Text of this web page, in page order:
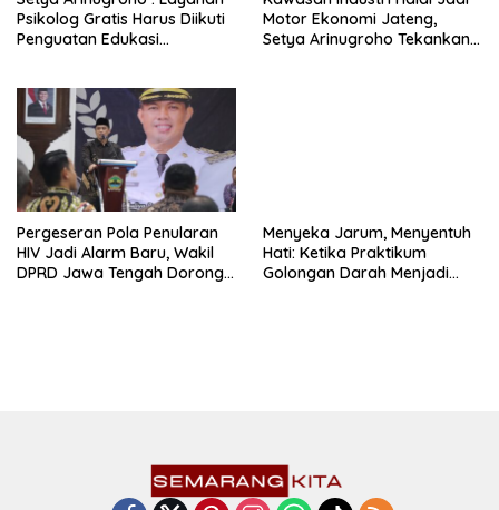
Psikolog Gratis Harus Diikuti
Penguatan Edukasi
Motor Ekonomi Jateng,
Setya Arinugroho Tekankan
Pergeseran Pola Penularan
HIV Jadi Alarm Baru, Wakil
DPRD Jawa Tengah Dorong
Menyeka Jarum, Menyentuh
Hati: Ketika Praktikum
Golongan Darah Menjadi